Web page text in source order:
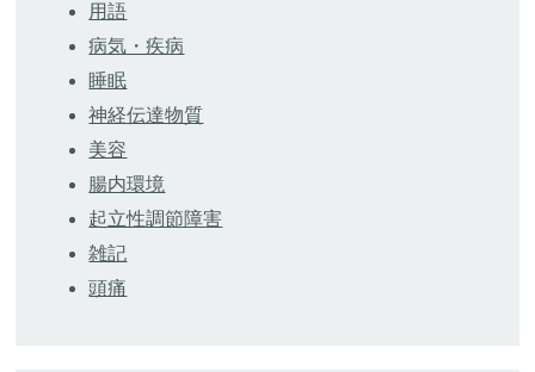
用語
病気・疾病
睡眠
神経伝達物質
美容
腸内環境
起立性調節障害
雑記
頭痛